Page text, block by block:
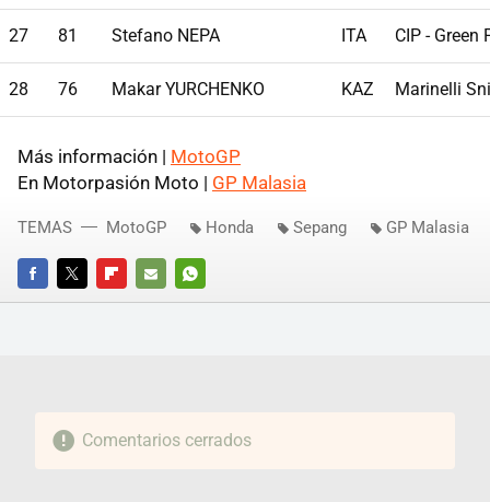
27 81 Stefano NEPA ITA CIP - Green
28 76 Makar YURCHENKO KAZ Marinelli
Más información | MotoGP
En Motorpasión Moto | GP Malasia
FACEBOOKTWITTERFLIPBOARD
E-
WHATSAPP
TEMAS MotoGP Honda Sepang GP Malasia
Comentarios cerrados